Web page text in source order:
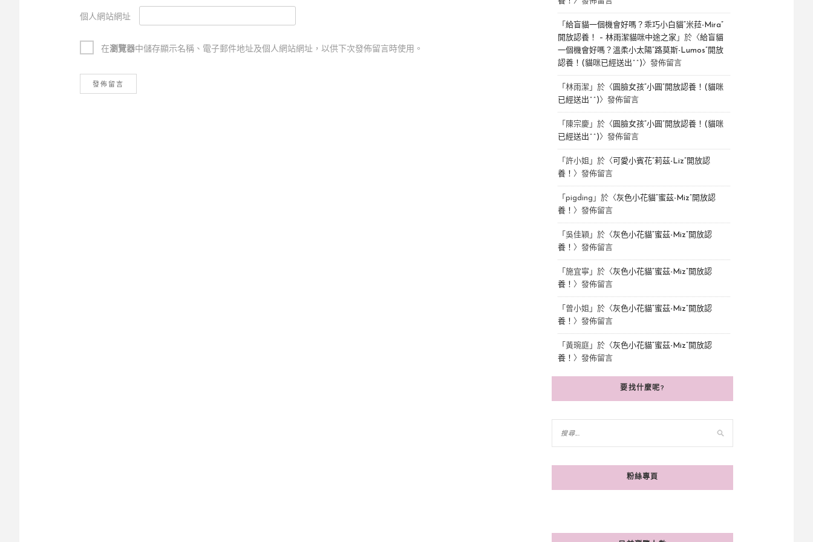
個人網站網址
在瀏覽器中儲存顯示名稱、電子郵件地址及個人網站網址，以供下次發佈留言時使用。
「 給盲貓一個機會好嗎？乖巧小白貓“米菈-Mira”
開放認養！ – 林雨潔貓咪中途之家 」於〈給盲貓
一個機會好嗎？溫柔小太陽“路莫斯-Lumos”開放
認養！(貓咪已經送出^^) 〉發佈留言
「 林雨潔 」於〈 圓臉女孩“小圓”開放認養！(貓咪
已經送出^^) 〉發佈留言
「 陳宗慶 」於〈 圓臉女孩“小圓”開放認養！(貓咪
已經送出^^) 〉發佈留言
「 許小姐 」於〈 可愛小賓花“莉茲-Liz”開放認
養！ 〉發佈留言
「 pigding 」於〈 灰色小花貓“蜜茲-Miz”開放認
養！ 〉發佈留言
「 吳佳穎 」於〈 灰色小花貓“蜜茲-Miz”開放認
養！ 〉發佈留言
「 施宜寧 」於〈 灰色小花貓“蜜茲-Miz”開放認
養！ 〉發佈留言
「 曾小姐 」於〈 灰色小花貓“蜜茲-Miz”開放認
養！ 〉發佈留言
「 黃琬庭 」於〈 灰色小花貓“蜜茲-Miz”開放認
養！ 〉發佈留言
要找什麼呢?
粉絲專頁